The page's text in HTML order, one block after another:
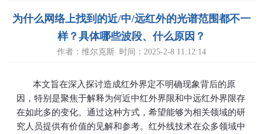
为什么网络上找到的近/中/远红外的光谱范围都不一
样？具体哪些波段、什么原因？
作者：维尔克斯 时间：2025-2-8 11:12:14
本文旨在深入探讨造成红外界定不明确现象背后的原
因，特别是聚焦于解释为何近中红外界限和中远红外界限存
在如此多的变化。通过这种方式，希望能够为相关领域的研
究人员提供有价值的见解和参考。红外线技术在众多领域中